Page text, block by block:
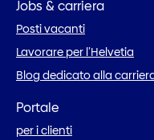
Jobs & carriera
Posti vacanti
Lavorare per l’Helvetia
Blog dedicato alla
Portale
per i clienti